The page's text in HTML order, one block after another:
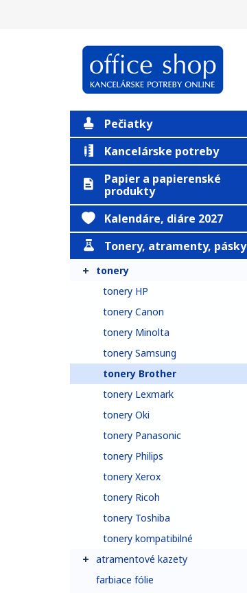
Pečiatky
Kancelárske potreby
Papier a papierenské
produkty
Kalendáre, diáre 2027
Tonery, atramenty, pásky
tonery
tonery HP
tonery Canon
tonery Minolta
tonery Samsung
tonery Brother
tonery Lexmark
tonery Oki
tonery Panasonic
tonery Philips
tonery Xerox
tonery Ricoh
tonery Toshiba
tonery kompatibilné
atramentové kazety
farbiace fólie